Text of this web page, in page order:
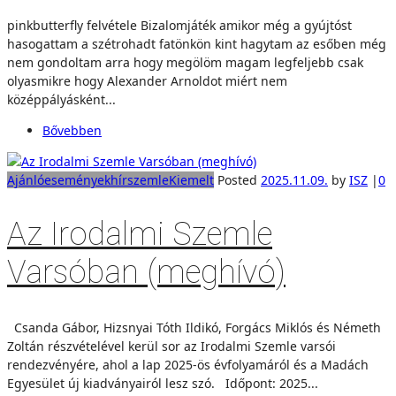
pinkbutterfly felvétele Bizalomjáték amikor még a gyújtóst
hasogattam a szétrohadt fatönkön kint hagytam az esőben még
nem gondoltam arra hogy megölöm magam legfeljebb csak
olyasmikre hogy Alexander Arnoldot miért nem
középpályásként...
Bővebben
AjánlóeseményekhírszemleKiemelt Posted 2025.11.09. by ISZ |0
Az Irodalmi Szemle
Varsóban (meghívó)
Csanda Gábor, Hizsnyai Tóth Ildikó, Forgács Miklós és Németh
Zoltán részvételével kerül sor az Irodalmi Szemle varsói
rendezvényére, ahol a lap 2025-ös évfolyamáról és a Madách
Egyesület új kiadványairól lesz szó. Időpont: 2025...